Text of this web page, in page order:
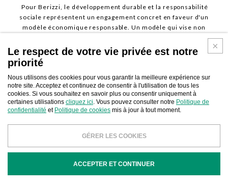
Pour Berizzi, le développement durable et la responsabilité
sociale représentent un engagement concret en faveur d'un
modèle économique responsable. Un modèle qui vise non
seulement le développement à long terme de l'entreprise, mais
qui accorde également une attention particulière à
l'environnement dans lequel elle évolue et au bien-être social de
Sans respect de la planète, de ses ressources limitées et des
générations futures, il est impossible d'imaginer un avenir
durable.
Notre entreprise adopte des pratiques durables à toutes les
économique et social durable.
Le respect de votre vie privée est notre
priorité
Nous utilisons des cookies pour vous garantir la meilleure expérience sur
notre site. Acceptez et continuez de consentir à l'utilisation de tous les
cookies. Si vous souhaitez en savoir plus ou consentir uniquement à
certaines utilisations cliquez ici. Vous pouvez consulter notre Politique de
confidentialité et Politique de cookies mis à jour à tout moment.
GÉRER LES COOKIES
ACCEPTER ET CONTINUER